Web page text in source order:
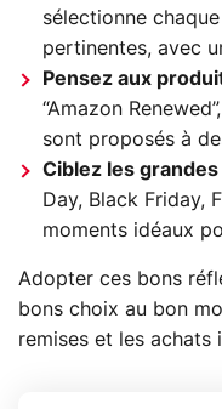
sélectionne
pertinentes, avec
Pensez aux
“Amazon
sont proposés à
Ciblez les
Day, Black Friday,
moments idéaux
Adopter ces bons
bons choix au bon
remises et les achats